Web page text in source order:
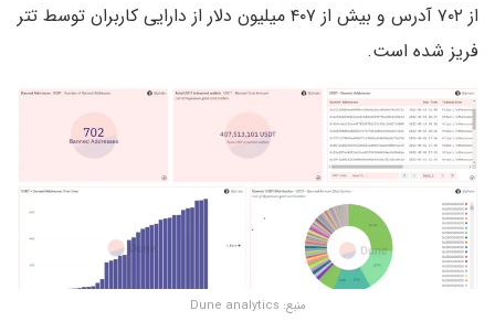
از ۷۰۲ آدرس و بیش از ۴۰۷ میلیون دلار از دارایی کاربران توسط تتر
فریز شده است.
منبع: Dune analytics